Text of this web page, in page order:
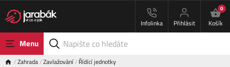
Infolinka Přihlásit
0
Košík
Menu
Zahrada Zavlažování Řídící jednotky